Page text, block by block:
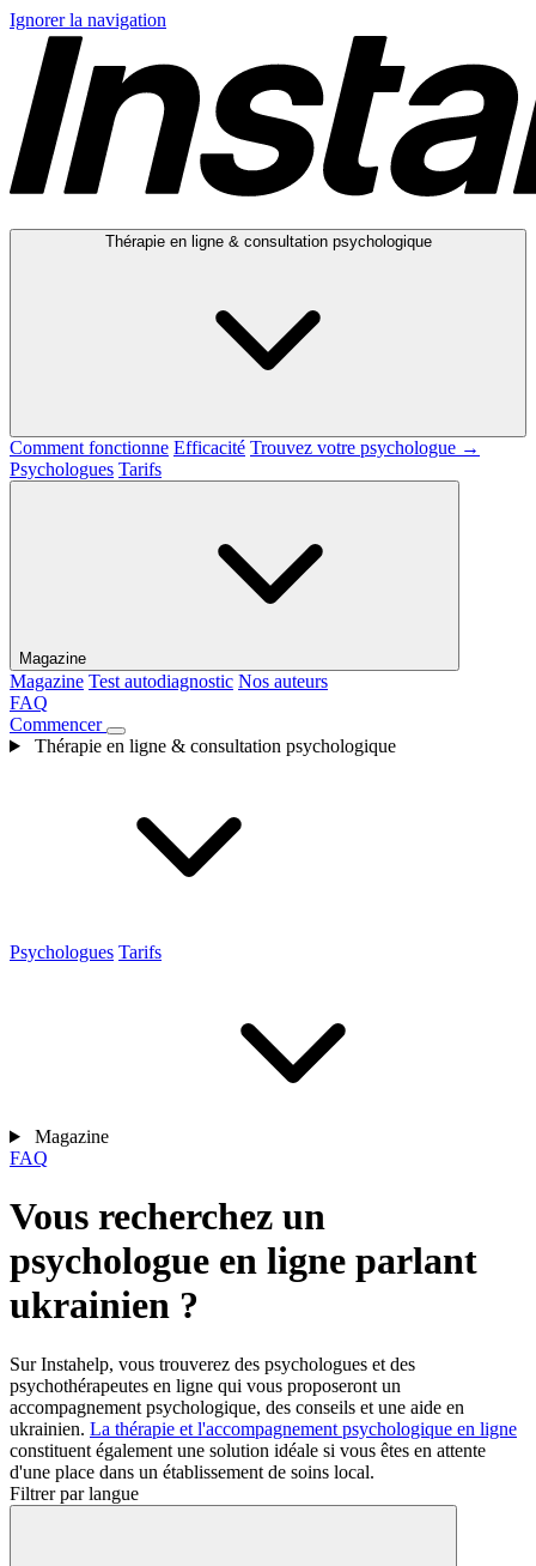
Ignorer la navigation
Thérapie en ligne & consultation psychologique
Comment fonctionne Efficacité Trouvez votre psychologue →
Psychologues Tarifs
Magazine
Magazine Test autodiagnostic Nos auteurs
FAQ
Commencer
Thérapie en ligne & consultation psychologique
Psychologues Tarifs
Magazine
FAQ
Vous recherchez un
psychologue en ligne parlant
ukrainien ?
Sur Instahelp, vous trouverez des psychologues et des
psychothérapeutes en ligne qui vous proposeront un
accompagnement psychologique, des conseils et une aide en
ukrainien. La thérapie et l'accompagnement psychologique en ligne
constituent également une solution idéale si vous êtes en attente
d'une place dans un établissement de soins local.
Filtrer par langue